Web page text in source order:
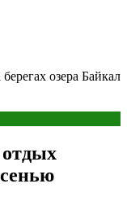
озера Байкал